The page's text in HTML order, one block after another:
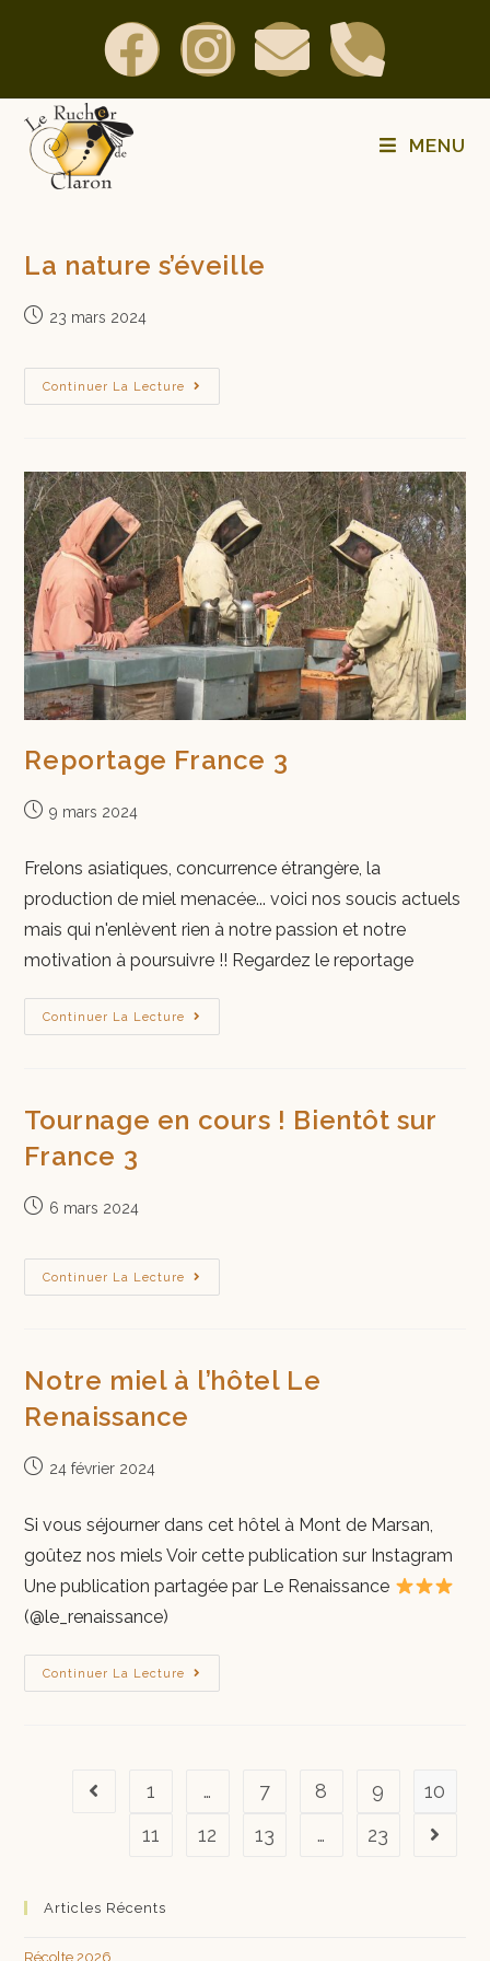
MENU
La nature s’éveille
23 mars 2024
Continuer La Lecture
Reportage France 3
9 mars 2024
Frelons asiatiques, concurrence étrangère, la
production de miel menacée... voici nos soucis actuels
mais qui n'enlèvent rien à notre passion et notre
motivation à poursuivre !! Regardez le reportage
Continuer La Lecture
Tournage en cours ! Bientôt sur
France 3
6 mars 2024
Continuer La Lecture
Notre miel à l’hôtel Le
Renaissance
24 février 2024
Si vous séjourner dans cet hôtel à Mont de Marsan,
goûtez nos miels Voir cette publication sur Instagram
Une publication partagée par Le Renaissance
(@le_renaissance)
Continuer La Lecture
1 … 7 8 9
10
11
12 13 … 23
Articles Récents
Récolte 2026